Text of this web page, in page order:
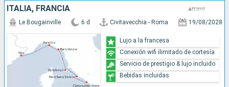
ITALIA, FRANCIA
Le Bougainville 6 d Civitavecchia - Roma 19/08/2028
Lujo a la francesa
Conexión wifi ilimitado de cortesía
Servicio de prestigio & lujo incluido
Bebidas incluidas